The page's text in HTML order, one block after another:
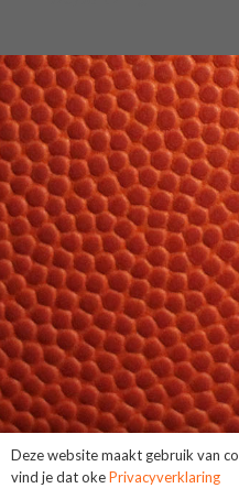
Deze website maakt gebruik van
vind je dat okePrivacyverklaring